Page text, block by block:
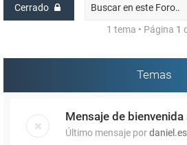
Cerrado
1 tema • Página 1
Temas
Mensaje de bienvenida
Último mensaje por